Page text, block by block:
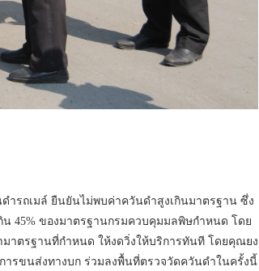
รถเมล์ ยืนยันไม่พบค่าควันดำสูงเกินมาตรฐาน ซึ่ง
น 45% ของมาตรฐานกรมควบคุมมลพิษกำหนด โดย
าตรฐานที่กำหนด ให้งดวิ่งให้บริการทันที โดยคุณยง
รขนส่งทางบก ร่วมลงพื้นที่ตรวจวัดควันดำในครั้งนี้